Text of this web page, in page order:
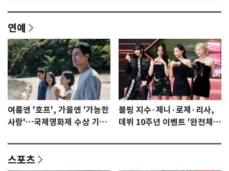
연예
여름엔 '호프', 가을엔 '가능한
사랑'…국제영화제 수상 기대
블핑 지수·제니·로제·리사,
데뷔 10주년 이벤트 '완전체'
스포츠